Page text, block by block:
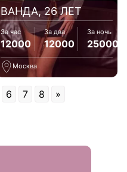
ВАНДА, 26 ЛЕТ
За час
12000
За два
12000
За ночь
25000
Москва
6 7 8 »